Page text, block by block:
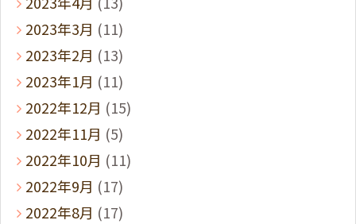
2023年3月 (11)
2023年2月 (13)
2023年1月 (11)
2022年12月 (15)
2022年11月 (5)
2022年10月 (11)
2022年9月 (17)
2022年8月 (17)